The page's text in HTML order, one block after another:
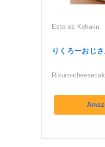
Esto es Kohaku
りくろーおじ
Rikuro-